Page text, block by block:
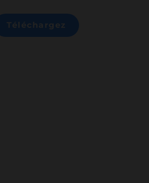
Téléchargez